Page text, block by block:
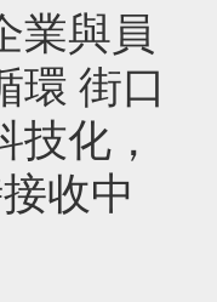
業與員
環 街口
化，
收中